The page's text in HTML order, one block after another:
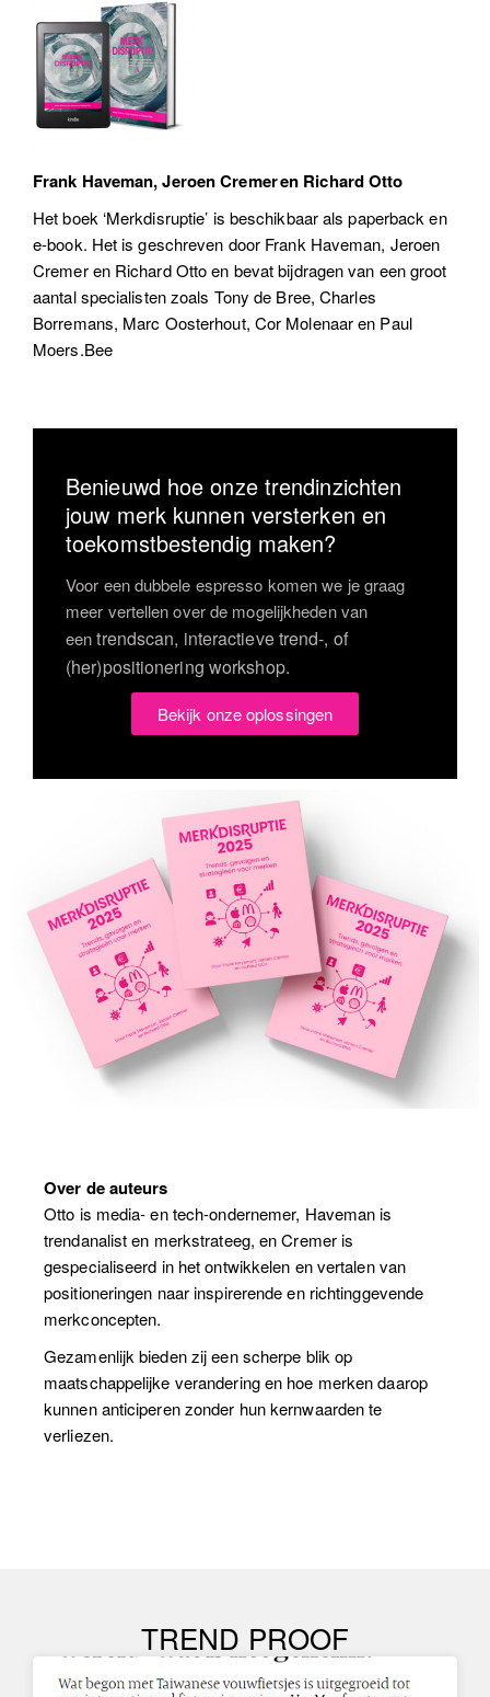
Frank Haveman, Jeroen Cremer en Richard Otto
Het boek ‘Merkdisruptie’ is beschikbaar als paperback en
e-book. Het is geschreven door Frank Haveman, Jeroen
Cremer en Richard Otto en bevat bijdragen van een groot
aantal specialisten zoals Tony de Bree, Charles
Borremans, Marc Oosterhout, Cor Molenaar en Paul
Moers.Bee
Benieuwd hoe onze trendinzichten
jouw merk kunnen versterken en
toekomstbestendig maken?
Voor een dubbele espresso komen we je graag
meer vertellen over de mogelijkheden van
eentrendscan, interactieve trend-, of
(her)positionering workshop.
Bekijk onze oplossingen
Over de auteurs
Otto is media- en tech-ondernemer, Haveman is
trendanalist en merkstrateeg, en Cremer is
gespecialiseerd in het ontwikkelen en vertalen van
positioneringen naar inspirerende en richtinggevende
merkconcepten.
Gezamenlijk bieden zij een scherpe blik op
maatschappelijke verandering en hoe merken daarop
kunnen anticiperen zonder hun kernwaarden te
verliezen.
TREND PROOF